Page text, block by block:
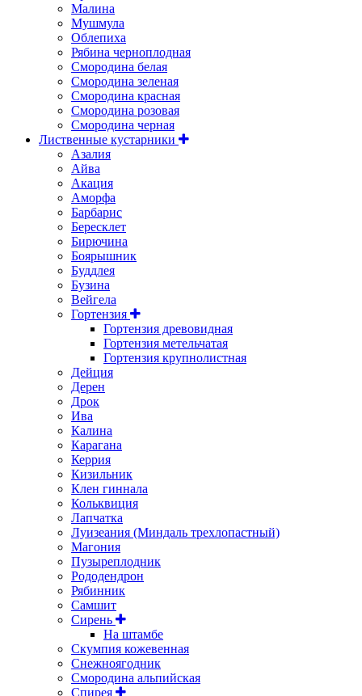
Малина
Мушмула
Облепиха
Рябина черноплодная
Смородина белая
Смородина зеленая
Смородина красная
Смородина розовая
Смородина черная
Лиственные кустарники
Азалия
Айва
Акация
Аморфа
Барбарис
Бересклет
Бирючина
Боярышник
Буддлея
Бузина
Вейгела
Гортензия
Гортензия древовидная
Гортензия метельчатая
Гортензия крупнолистная
Дейция
Дерен
Дрок
Ива
Калина
Карагана
Керрия
Кизильник
Клен гиннала
Кольквиция
Лапчатка
Луизеания (Миндаль трехлопастный)
Магония
Пузыреплодник
Рододендрон
Рябинник
Самшит
Сирень
На штамбе
Скумпия кожевенная
Снежноягодник
Смородина альпийская
Спирея